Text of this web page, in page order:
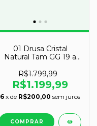
01 Drusa Cristal
Natural Tam GG 19 a
B
R$1.799,99
R$1.199,99
6 x de R$200,00 sem juros